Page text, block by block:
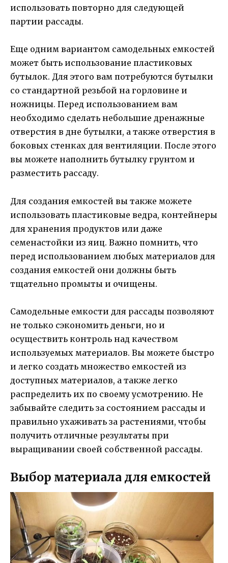
использовать повторно для следующей
партии рассады.
Еще одним вариантом самодельных емкостей
может быть использование пластиковых
бутылок. Для этого вам потребуются бутылки
со стандартной резьбой на горловине и
ножницы. Перед использованием вам
необходимо сделать небольшие дренажные
отверстия в дне бутылки, а также отверстия в
боковых стенках для вентиляции. После этого
вы можете наполнить бутылку грунтом и
разместить рассаду.
Для создания емкостей вы также можете
использовать пластиковые ведра, контейнеры
для хранения продуктов или даже
семенастойки из яиц. Важно помнить, что
перед использованием любых материалов для
создания емкостей они должны быть
тщательно промыты и очищены.
Самодельные емкости для рассады позволяют
не только сэкономить деньги, но и
осуществить контроль над качеством
используемых материалов. Вы можете быстро
и легко создать множество емкостей из
доступных материалов, а также легко
распределить их по своему усмотрению. Не
забывайте следить за состоянием рассады и
правильно ухаживать за растениями, чтобы
получить отличные результаты при
выращивании своей собственной рассады.
Выбор материала для емкостей